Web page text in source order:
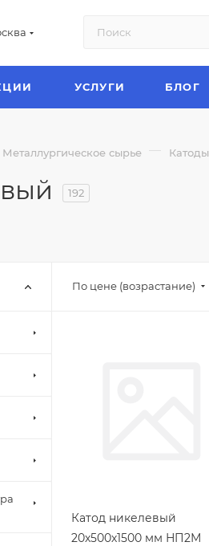
УСЛУГИ БЛОГ
Металлургическое сырье — Катоды
192
По цене (возрастание)
Катод никелевый
20х500х1500 мм НП2М